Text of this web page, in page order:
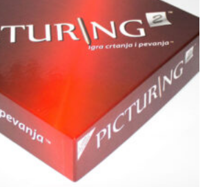
Dodaj u korpu